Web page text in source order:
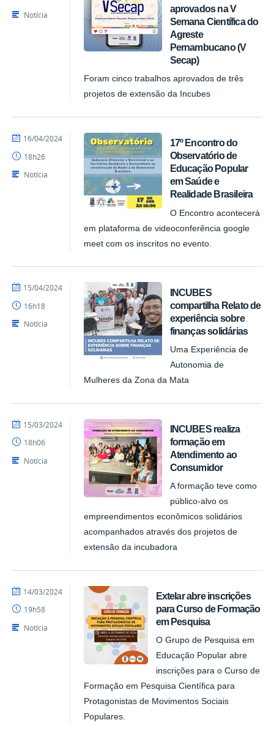
aprovados na V
Semana Científica do
Agreste
Pernambucano (V
Secap)
Foram cinco trabalhos aprovados de três
projetos de extensão da Incubes
Notícia
17º Encontro do
Observatório de
Educação Popular
em Saúde e
Realidade Brasileira
O Encontro acontecerá
em plataforma de videoconferência google
meet com os inscritos no evento.
por
publicado
16/04/2024
18h26
Notícia
INCUBES
compartilha Relato de
experiência sobre
finanças solidárias
Uma Experiência de
Autonomia de
Mulheres da Zona da Mata
por
publicado
15/04/2024
16h18
Notícia
INCUBES realiza
formação em
Atendimento ao
Consumidor
A formação teve como
público-alvo os
empreendimentos econômicos solidários
acompanhados através dos projetos de
extensão da incubadora
por
publicado
15/03/2024
18h06
Notícia
Extelar abre inscrições
para Curso de Formação
em Pesquisa
O Grupo de Pesquisa em
Educação Popular abre
inscrições para o Curso de
Formação em Pesquisa Científica para
Protagonistas de Movimentos Sociais
Populares.
por
publicado
14/03/2024
19h58
Notícia